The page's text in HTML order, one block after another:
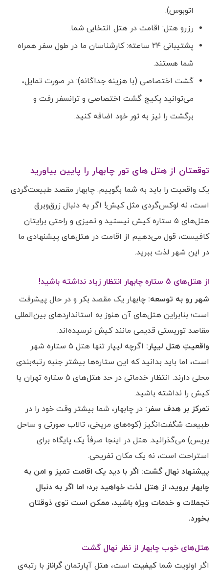
اتوبوس).
رزرو هتل: اقامت در هتل انتخابی شما.
پشتیبانی ۲۴ ساعته: کارشناسان ما در طول سفر همراه
شما هستند.
گشت اختصاصی (با هزینه جداگانه): در صورت تمایل،
می‌توانید پکیج گشت اختصاصی و ترانسفر رفت و
برگشت را نیز به تور خود اضافه کنید.
توقعتان از هتل های تور چابهار را پایین بیاورید
یک واقعیت را باید به شما بگوییم. چابهار مقصد طبیعت‌گردی
است، نه لوکس‌گردی مثل کیش! اگر به دنبال زرق‌وبرق
هتل‌های ۵ ستاره کیش نیستید و تمیزی و راحتی برایتان
کافیست، قول می‌دهیم از اقامت در هتل‌های پیشنهادی ما
در این شهر لذت ببرید.
از هتل‌های 5 ستاره چابهار انتظار زیاد نداشته باشید!
شهر رو به توسعه: چابهار یک مقصد بکر و در حال پیشرفت
است؛ بنابراین هتل‌های آن هنوز به استانداردهای بین‌المللی
مقاصد توریستی قدیمی مانند کیش نرسیده‌اند.
واقعیتِ هتل لیپار:
اگرچه لیپار تنها هتل ۵ ستاره شهر
است، اما باید بدانید که این ستاره‌ها بیشتر جنبه رتبه‌بندی
محلی دارند. انتظار خدماتی در حد هتل‌های ۵ ستاره تهران یا
کیش را نداشته باشید.
تمرکز بر هدف سفر: در چابهار، شما بیشتر وقت خود را در
طبیعت شگفت‌انگیز (کوه‌های مریخی، تالاب صورتی و ساحل
بریس) می‌گذرانید. هتل در اینجا صرفاً یک پایگاه برای
استراحت است، نه یک مکان تفریحی.
پیشنهاد نهال گشت: اگر با دید یک اقامت تمیز و امن به
چابهار بروید، از هتل لذت خواهید برد؛ اما اگر به دنبال
تجملات و خدمات ویژه باشید، ممکن است توی ذوقتان
بخورد.
هتل‌های خوب چابهار از نظر نهال گشت
اگر اولویت شما کیفیت است، هتل آپارتمان گراناز با رتبه‌ی